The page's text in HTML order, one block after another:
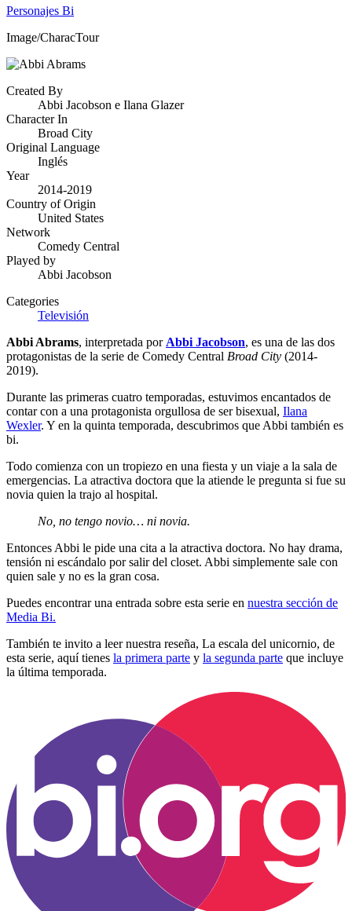
Personajes Bi
Image/CharacTour
Created By
Abbi Jacobson e Ilana Glazer
Character In
Broad City
Original Language
Inglés
Year
2014-2019
Country of Origin
United States
Network
Comedy Central
Played by
Abbi Jacobson
Categories
Televisión
Abbi Abrams, interpretada por Abbi Jacobson, es una de las dos
protagonistas de la serie de Comedy Central Broad City (2014-
2019).
Durante las primeras cuatro temporadas, estuvimos encantados de
contar con a una protagonista orgullosa de ser bisexual, Ilana
Wexler. Y en la quinta temporada, descubrimos que Abbi también es
bi.
Todo comienza con un tropiezo en una fiesta y un viaje a la sala de
emergencias. La atractiva doctora que la atiende le pregunta si fue su
novia quien la trajo al hospital.
No, no tengo novio… ni novia.
Entonces Abbi le pide una cita a la atractiva doctora. No hay drama,
tensión ni escándalo por salir del closet. Abbi simplemente sale con
quien sale y no es la gran cosa.
Puedes encontrar una entrada sobre esta serie en nuestra sección de
Media Bi.
También te invito a leer nuestra reseña, La escala del unicornio, de
esta serie, aquí tienes la primera parte y la segunda parte que incluye
la última temporada.